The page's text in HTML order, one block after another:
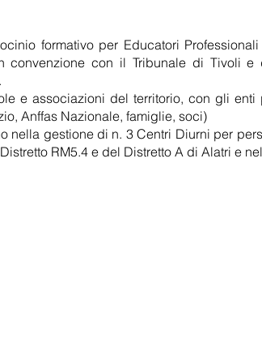
formativo per Educatori
convenzione con il Tribunale di Tivoli
e associazioni del territorio, con gli
Anffas Nazionale, famiglie, soci)
nella gestione di n. 3 Centri Diurni per
RM5.4 e del Distretto A di Alatri e